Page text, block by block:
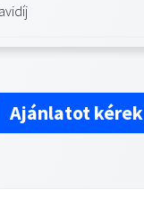
Ajánlatot kérek